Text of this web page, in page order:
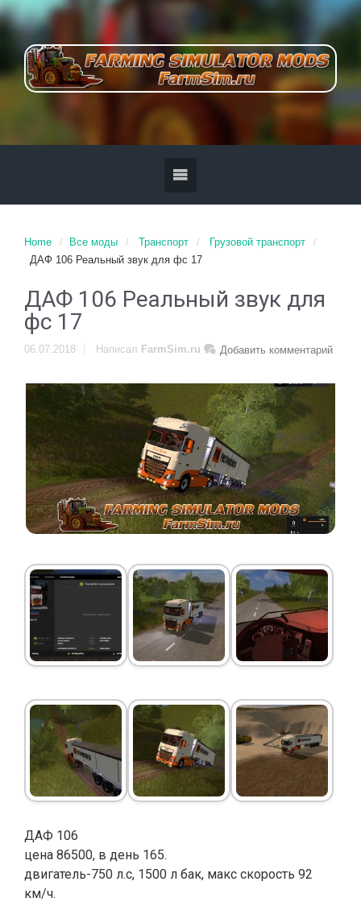
Home Все моды Транспорт
Грузовой транспорт
ДАФ 106 Реальный звук для фс 17
ДАФ 106 Реальный звук для
фс 17
06.07.2018 Добавить комментарий
Написал FarmSim.ru
ДАФ 106
цена 86500, в день 165.
двигатель-750 л.с, 1500 л бак, макс скорость 92
км/ч.